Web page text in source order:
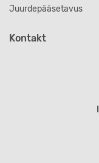
Juurdepääsetavus
Kontakt